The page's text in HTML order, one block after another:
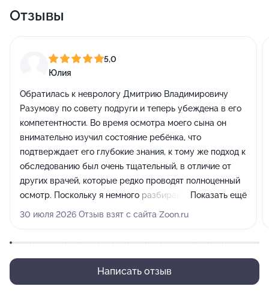
Отзывы
5,0
Юлия
Обратилась к неврологу Дмитрию Владимировичу
Разумову по совету подруги и теперь убеждена в его
компетентности. Во время осмотра моего сына он
внимательно изучил состояние ребёнка, что
подтверждает его глубокие знания, к тому же подход к
обследованию был очень тщательный, в отличие от
других врачей, которые редко проводят полноценный
осмотр. Поскольку я немного разбираюсь в этой
области, могу сказать, что его методы действительно
Показать ещё
30 июля 2026 Отзыв взят с сайта Zoon.ru
Написать отзыв